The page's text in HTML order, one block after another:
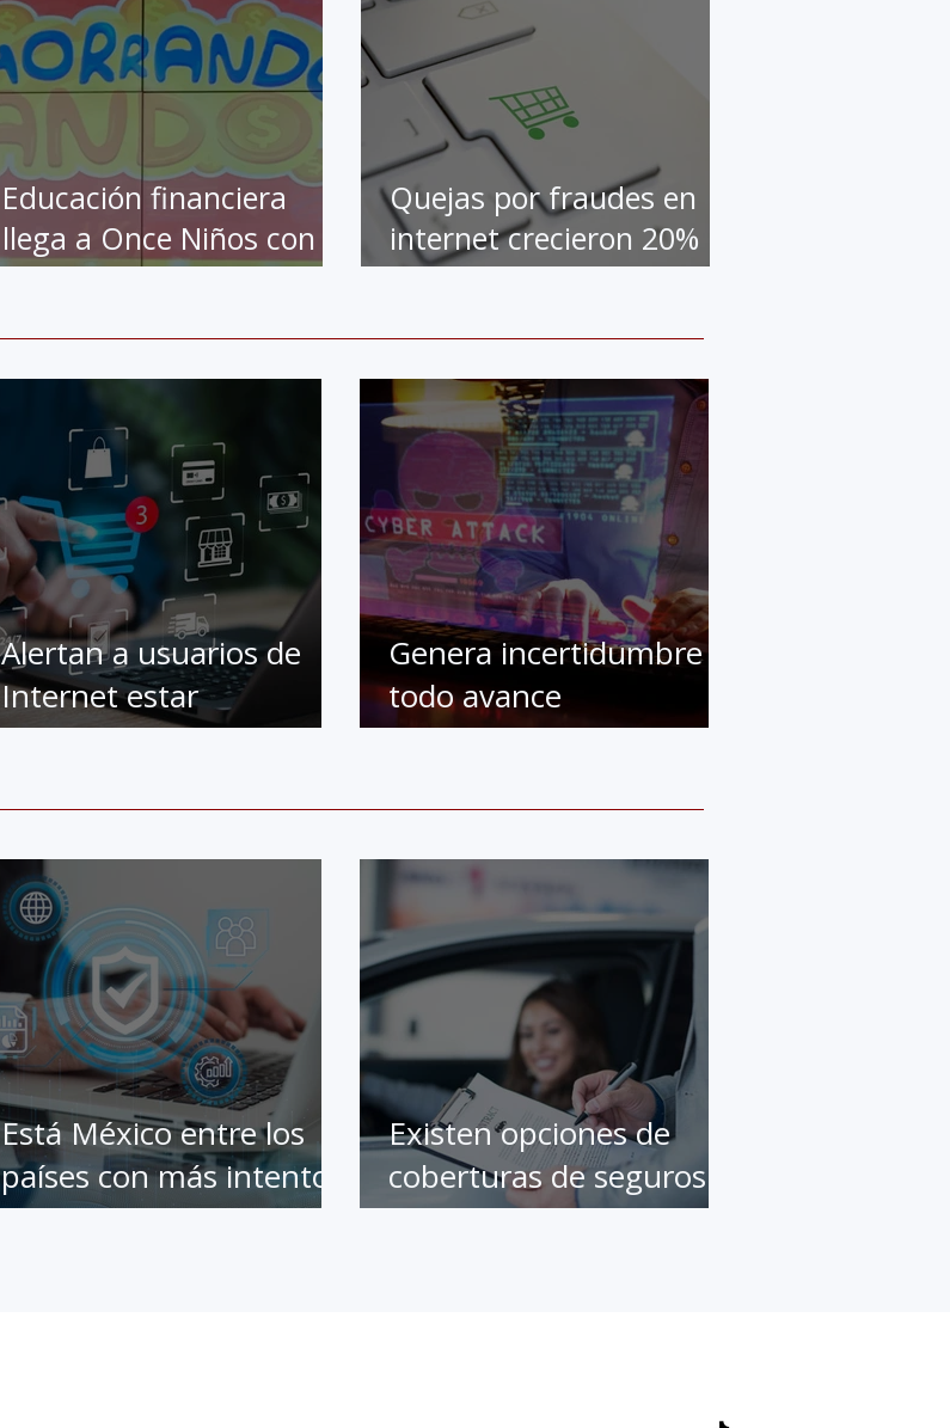
Educación financiera
llega a Once Niños con al
apoyo de BBVA
Quejas por fraudes en
internet crecieron 20%
en la pandemia
Alertan a usuarios de
Internet estar
prevenidos por compras
Genera incertidumbre
todo avance
tecnológico, la IA no es
Está México entre los
países con más intentos
de ciberataques;
Existen opciones de
coberturas de seguros
de autos que el cliente